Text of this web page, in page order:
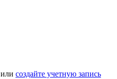
или создайте учетную запись